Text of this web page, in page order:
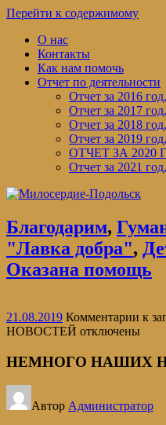
Перейти к содержимому
О нас
Контакты
Как нам помочь
Отчет по деятельности
Отчет за 2016
Отчет за 2017
Отчет за 2018
Отчет за 2019
ОТЧЕТ ЗА 2020
Отчет за 2021
Благодарим,
"Лавка добра",
Оказана помощь
21.08.2019 Комментарии к
НОВОСТЕЙ отключены
НЕМНОГО НАШИХ
Автор Администратор